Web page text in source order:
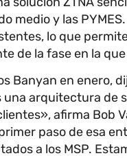
medio y las
lo que
de la fase en la
Banyan en enero,
arquitectura de
afirma Bob
paso de esa
a los MSP.